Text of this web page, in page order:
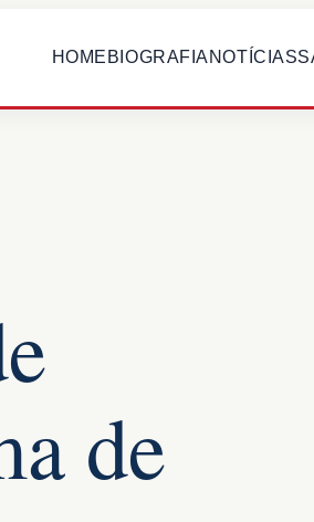
HOME BIOGRAFIA NOTÍCIAS
de